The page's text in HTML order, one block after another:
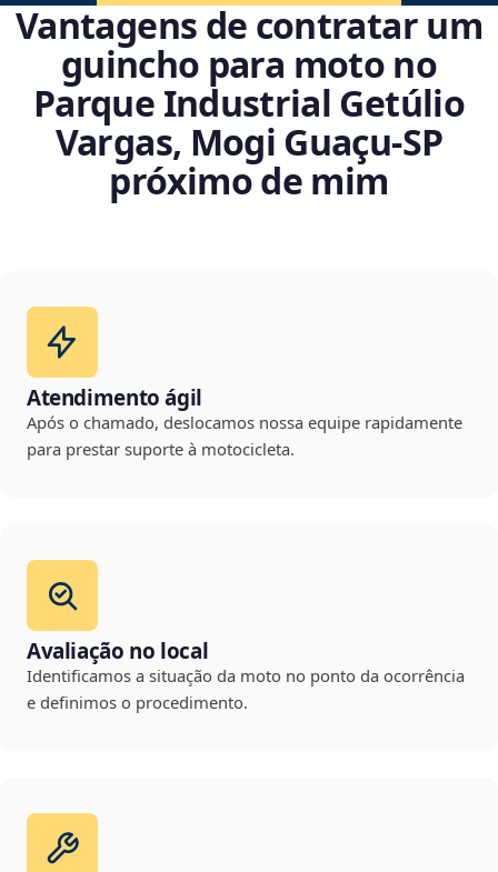
Vantagens de contratar um
guincho para moto no
Parque Industrial Getúlio
Vargas, Mogi Guaçu‑SP
próximo de mim
Atendimento ágil
Após o chamado, deslocamos nossa equipe rapidamente
para prestar suporte à motocicleta.
Avaliação no local
Identificamos a situação da moto no ponto da ocorrência
e definimos o procedimento.